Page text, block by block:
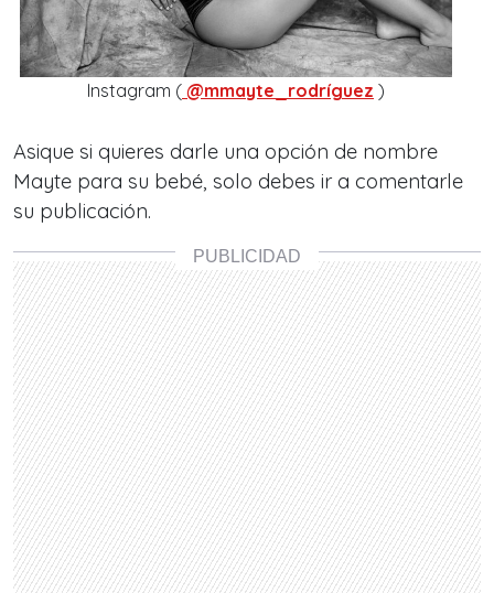
Instagram ( @mmayte_rodríguez )
Asique si quieres darle una opción de nombre
Mayte para su bebé, solo debes ir a comentarle
su publicación.